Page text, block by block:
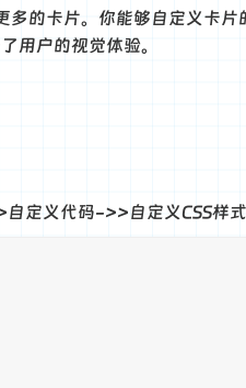
的卡片。你能够自定义卡
用户的视觉体验。
定义代码->>自定义CSS样